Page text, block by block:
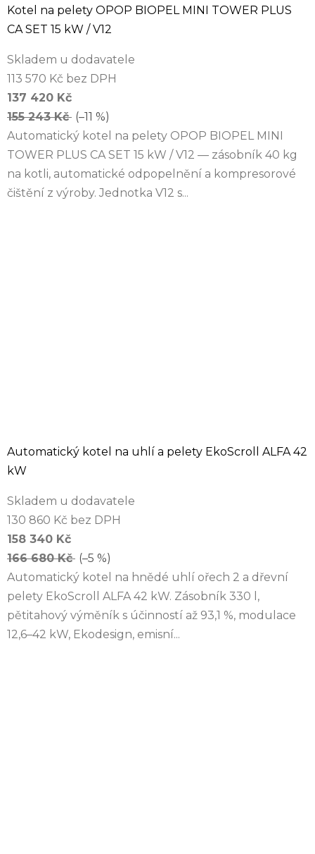
Kotel na pelety OPOP BIOPEL MINI TOWER PLUS
CA SET 15 kW / V12
Skladem u dodavatele
113 570 Kč bez DPH
137 420 Kč
155 243 Kč (–11 %)
Automatický kotel na pelety OPOP BIOPEL MINI
TOWER PLUS CA SET 15 kW / V12 — zásobník 40 kg
na kotli, automatické odpopelnění a kompresorové
čištění z výroby. Jednotka V12 s...
Automatický kotel na uhlí a pelety EkoScroll ALFA 42
kW
Skladem u dodavatele
130 860 Kč bez DPH
158 340 Kč
166 680 Kč (–5 %)
Automatický kotel na hnědé uhlí ořech 2 a dřevní
pelety EkoScroll ALFA 42 kW. Zásobník 330 l,
pětitahový výměník s účinností až 93,1 %, modulace
12,6–42 kW, Ekodesign, emisní...